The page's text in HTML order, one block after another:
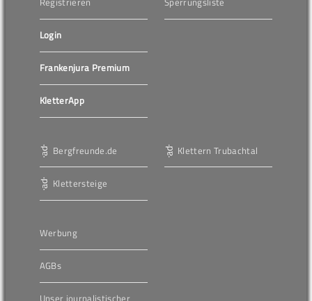
Login
Frankenjura Premium
KletterApp
Bergfreunde.de
Klettersteige
Klettern Trubachtal
Werbung
AGBs
Unser journalistischer